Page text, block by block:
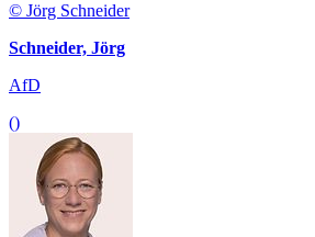
© Jörg Schneider
Schneider, Jörg
AfD
()